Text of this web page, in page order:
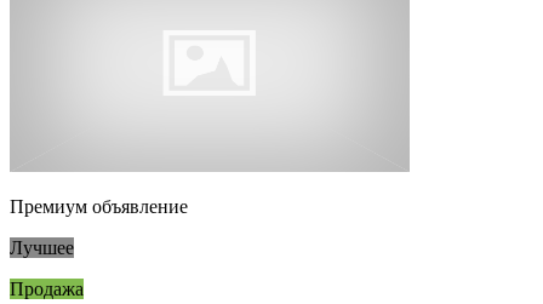
Премиум объявление
Лучшее
Продажа